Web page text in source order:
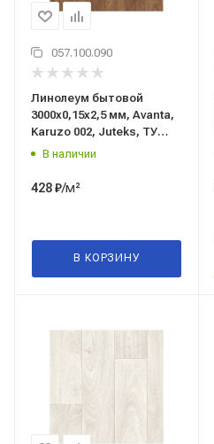
057.100.090
Линолеум бытовой
3000x0,15x2,5 мм, Avanta,
Karuzo 002, Juteks, ТУ
5771-010-97450201-2019
В наличии
428₽/м²
В КОРЗИНУ